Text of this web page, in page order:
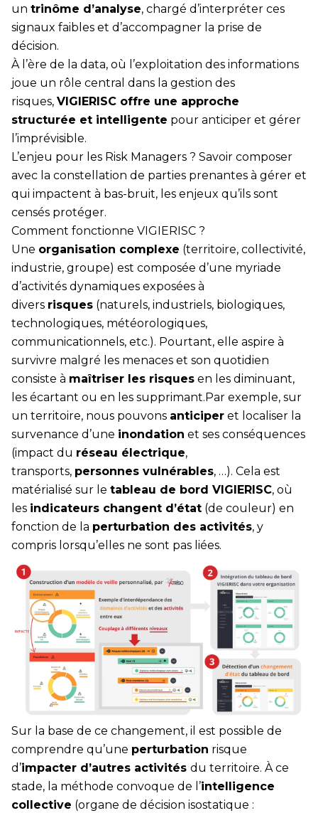
un trinôme d’analyse, chargé d’interpréter ces
signaux faibles et d’accompagner la prise de
décision.
À l’ère de la data, où l’exploitation des informations
joue un rôle central dans la gestion des
risques, VIGIERISC offre une approche
structurée et intelligente pour anticiper et gérer
l’imprévisible.
L’enjeu pour les Risk Managers ? Savoir composer
avec la constellation de parties prenantes à gérer et
qui impactent à bas-bruit, les enjeux qu’ils sont
censés protéger.
Comment fonctionne VIGIERISC ?
Une organisation complexe (territoire, collectivité,
industrie, groupe) est composée d’une myriade
d’activités dynamiques exposées à
divers risques (naturels, industriels, biologiques,
technologiques, météorologiques,
communicationnels, etc.). Pourtant, elle aspire à
survivre malgré les menaces et son quotidien
consiste à maîtriser les risques en les diminuant,
les écartant ou en les supprimant.Par exemple, sur
un territoire, nous pouvons anticiper et localiser la
survenance d’une inondation et ses conséquences
(impact du réseau électrique,
transports, personnes vulnérables, …). Cela est
matérialisé sur le tableau de bord VIGIERISC, où
les indicateurs changent d’état (de couleur) en
fonction de la perturbation des activités, y
compris lorsqu’elles ne sont pas liées.
Sur la base de ce changement, il est possible de
comprendre qu’une perturbation risque
d’impacter d’autres activités du territoire. À ce
stade, la méthode convoque de l’intelligence
collective (organe de décision isostatique :